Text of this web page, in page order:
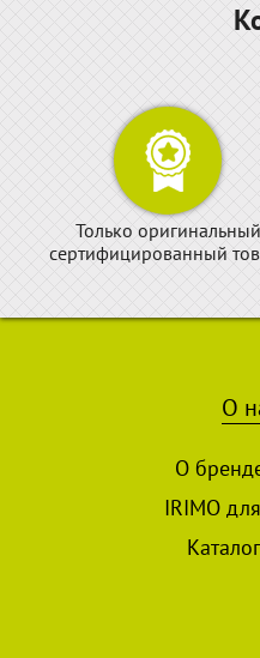
Только оригинальный
сертифицированный
О
О
IRIMO